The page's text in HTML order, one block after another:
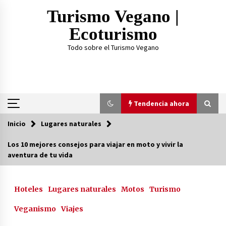
Turismo Vegano |
Ecoturismo
Todo sobre el Turismo Vegano
Tendencia ahora
Tendencia ahora
TOP 3: Mejores Proteínas Veganas 2023
Inicio Lugares naturales
Los 10 mejores consejos para viajar en moto y vivir la
aventura de tu vida
Hoteles Lugares naturales Motos Turismo
Veganismo Viajes